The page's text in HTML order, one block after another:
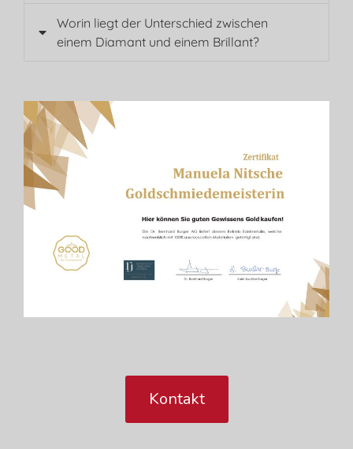
Worin liegt der Unterschied zwischen
einem Diamant und einem Brillant?
Kontakt